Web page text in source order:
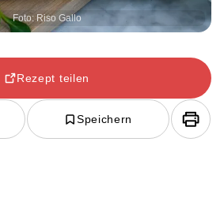
Foto: Riso Gallo
Rezept teilen
Speichern